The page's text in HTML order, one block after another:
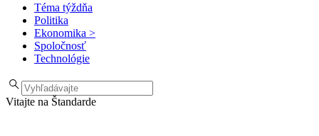
Téma týždňa
Politika
Ekonomika >
Spoločnosť
Technológie
Vitajte na Štandarde